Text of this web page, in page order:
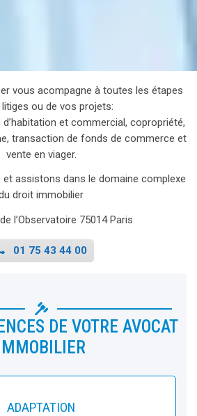
vous acompagne à toutes les étapes
ou de vos projets:
et commercial, copropriété,
transaction de fonds de commerce et
vente en viager.
assistons dans le domaine complexe
droit immobilier
l’Observatoire 75014 Paris
01 75 43 44 00
DE VOTRE AVOCAT
IMMOBILIER
ADAPTATION